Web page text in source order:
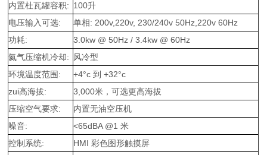
内置杜瓦罐容积: 100升
电压输入可选:
单相: 200v,220v, 230/240v 50Hz,220v 60Hz
功耗:
3.0kw @ 50Hz / 3.4kw @ 60Hz
氦气压缩机冷却:
风冷型
环境温度范围:
+4°c 到 +32°c
zui高海拔:
3,000米，可选更高海拔
压缩空气要求:
内置无油空压机
噪音:
<65dBA @1 米
控制系统:
HMI 彩色图形触摸屏